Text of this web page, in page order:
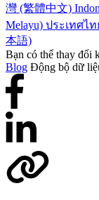
灣 (繁體中文)
Melayu) ประเทศไ
本語)
Bạn có thể thay đổi
Blog Động bộ dữ